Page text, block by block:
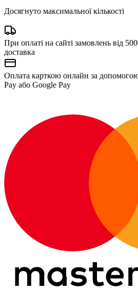
Досягнуто максимальної кількості
При оплаті на сайті замовлень від
доставка
Оплата карткою онлайн за
Pay або Google Pay